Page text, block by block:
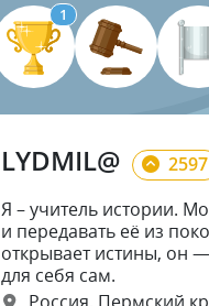
1
LYDMIL@
2597
Я – учитель истории.
и передавать её из
открывает истины, он
для себя сам.
Россия, Пермский